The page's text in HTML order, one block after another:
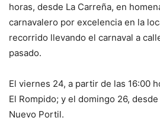
horas, desde La Carreña, en
carnavalero por excelencia en la
recorrido llevando el carnaval a
pasado.
El viernes 24, a partir de las 16:00
El Rompido; y el domingo 26,
Nuevo Portil.